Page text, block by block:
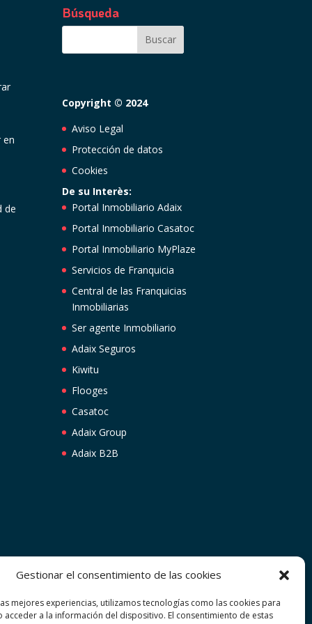
Gestionar el consentimiento de las cookies
mejores experiencias, utilizamos tecnologías como las cookies para
acceder a la información del dispositivo. El consentimiento de estas
en
de
Búsqueda
Copyright © 2024
Aviso Legal
Protección de datos
Cookies
De su Interès:
Portal Inmobiliario Adaix
Portal Inmobiliario Casatoc
Portal Inmobiliario MyPlaze
Servicios de Franquicia
Central de las Franquicias
Inmobiliarias
Ser agente Inmobiliario
Adaix Seguros
Kiwitu
Flooges
Casatoc
Adaix Group
Adaix B2B